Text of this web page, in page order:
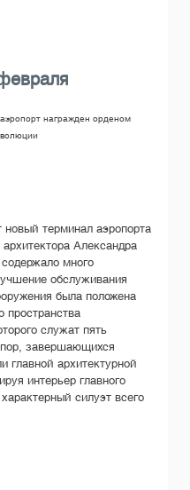
награжден орденом
новый терминал аэропорта
Александра
много
обслуживания
была положена
пространства
служат пять
завершающихся
главной архитектурной
интерьер главного
силуэт всего